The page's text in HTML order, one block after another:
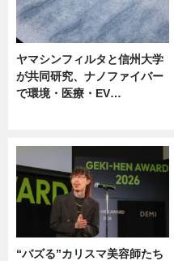
ヤマシンフィルタと信州大学
が共同研究、ナノファイバー
で環境・医療・EV…
“バズる”カリスマ美容師たち